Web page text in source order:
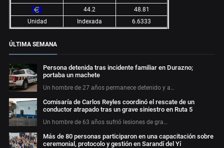
44.2
48.81
Unidad
Indexada 6.6333
ÚLTIMA SEMANA
Persona detenida tras incidente familiar en Durazno;
portaba un machete
Un hombre de 27 años permanece detenido y a…
Comisaría de Carlos Reyles coordinó el rescate de un
conductor atrapado tras un grave siniestro en Ruta 5
Un hombre de 63 años sufrió lesiones de gra…
Más de 80 personas participaron en una capacitación sobre
ceremonial, protocolo y gestión en Sarandí del Yí